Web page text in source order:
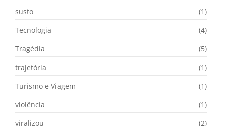
susto
(1)
Tecnologia
(4)
Tragédia
(5)
trajetória
(1)
Turismo e Viagem
(1)
violência
(1)
viralizou
(2)